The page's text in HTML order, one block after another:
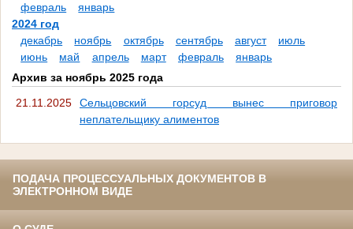
февраль
январь
2024 год
декабрь
ноябрь октябрь сентябрь август
июль
июнь
май апрель март февраль
январь
Архив за ноябрь 2025 года
21.11.2025
Сельцовский горсуд вынес приговор
неплательщику алиментов
ПОДАЧА ПРОЦЕССУАЛЬНЫХ ДОКУМЕНТОВ В
ЭЛЕКТРОННОМ ВИДЕ